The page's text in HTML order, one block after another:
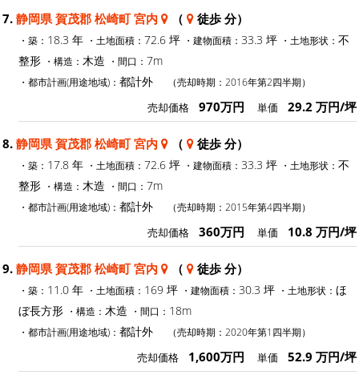
7. 静岡県 賀茂郡 松崎町 宮内 （ 徒歩 分）
・築： 18.3 年 ・土地面積： 72.6 坪 ・建物面積： 33.3 坪 ・土地形状： 不
整形 ・構造： 木造 ・間口： 7m
・都市計画(用途地域)： 都計外 （売却時期：2016年第2四半期）
売却価格 970万円 単価 29.2 万円/坪
8. 静岡県 賀茂郡 松崎町 宮内 （ 徒歩 分）
・築： 17.8 年 ・土地面積： 72.6 坪 ・建物面積： 33.3 坪 ・土地形状： 不
整形 ・構造： 木造 ・間口： 7m
・都市計画(用途地域)： 都計外 （売却時期：2015年第4四半期）
売却価格 360万円 単価 10.8 万円/坪
9. 静岡県 賀茂郡 松崎町 宮内 （ 徒歩 分）
・築： 11.0 年 ・土地面積： 169 坪 ・建物面積： 30.3 坪 ・土地形状： ほ
ぼ長方形 ・構造： 木造 ・間口： 18m
・都市計画(用途地域)： 都計外 （売却時期：2020年第1四半期）
売却価格 1,600万円 単価 52.9 万円/坪